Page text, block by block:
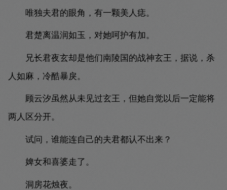
唯独夫君的眼角，有一颗美人痣。
君楚离温润如玉，对她呵护有加。
兄长君夜玄却是他们南陵国的战神玄王，据说，杀
人如麻，冷酷暴戾。
顾云汐虽然从未见过玄王，但她自觉以后一定能将
两人区分开。
试问，谁能连自己的夫君都认不出来？
婢女和喜婆走了。
洞房花烛夜。